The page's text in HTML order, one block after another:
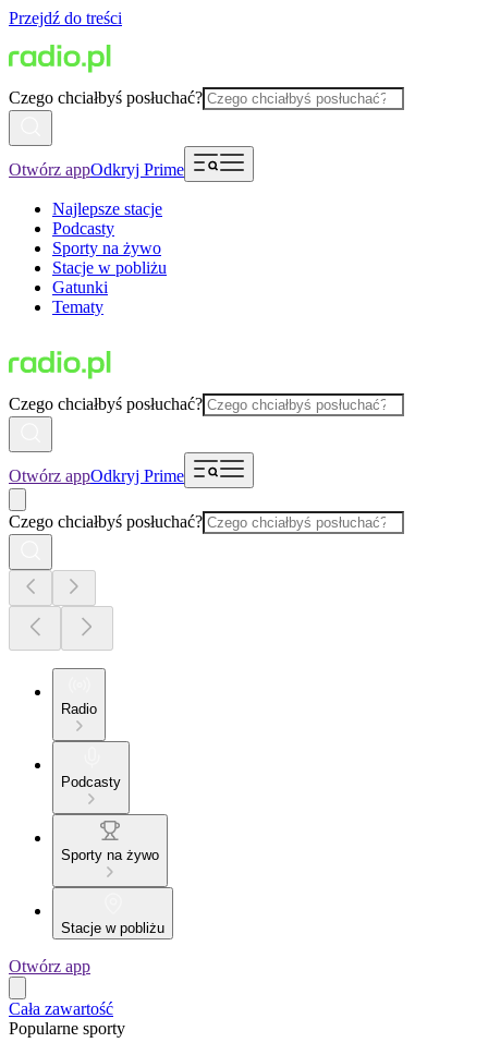
Przejdź do treści
Czego chciałbyś posłuchać?
Otwórz appOdkryj Prime
Najlepsze stacje
Podcasty
Sporty na żywo
Stacje w pobliżu
Gatunki
Tematy
Czego chciałbyś posłuchać?
Otwórz appOdkryj Prime
Czego chciałbyś posłuchać?
Radio
Podcasty
Sporty na żywo
Stacje w pobliżu
Otwórz app
Cała zawartość
Popularne sporty